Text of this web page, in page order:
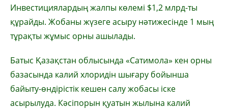
Инвестициялардың жалпы көлемі $1,2 млрд-ты
құрайды. Жобаны жүзеге асыру нәтижесінде 1 мың
тұрақты жұмыс орны ашылады.
Батыс Қазақстан облысында «Сатимола» кен орны
базасында калий хлоридін шығару бойынша
байыту-өндірістік кешен салу жобасы іске
асырылуда. Кәсіпорын қуатын жылына калий